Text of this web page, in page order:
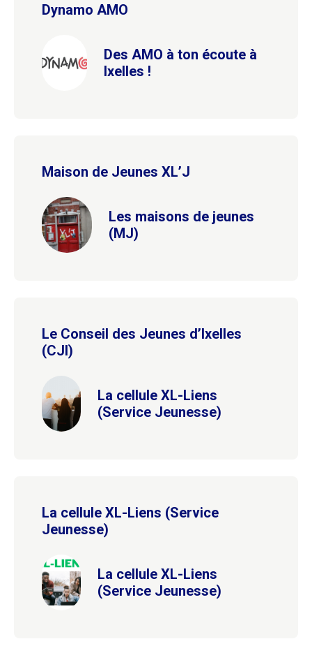
Dynamo AMO
Des AMO à ton écoute à
Ixelles !
Maison de Jeunes XL’J
Les maisons de jeunes
(MJ)
Le Conseil des Jeunes d’Ixelles
(CJI)
La cellule XL-Liens
(Service Jeunesse)
La cellule XL-Liens (Service
Jeunesse)
La cellule XL-Liens
(Service Jeunesse)